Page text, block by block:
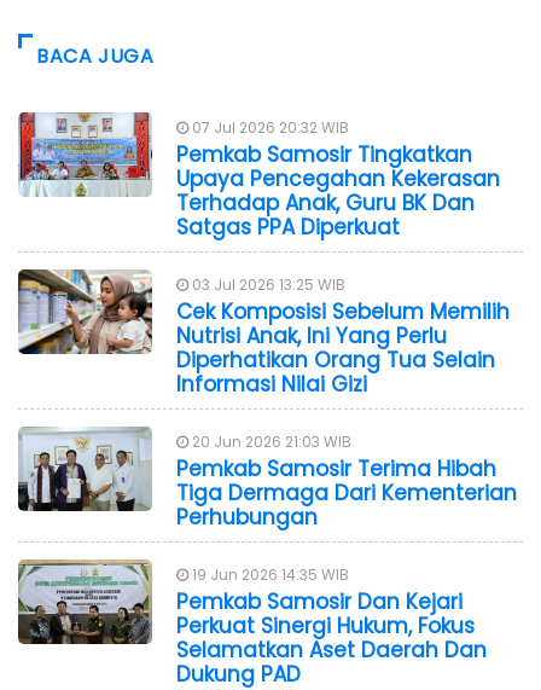
BACA JUGA
07 Jul 2026 20:32 WIB
Pemkab Samosir Tingkatkan
Upaya Pencegahan Kekerasan
Terhadap Anak, Guru BK Dan
Satgas PPA Diperkuat
03 Jul 2026 13:25 WIB
Cek Komposisi Sebelum Memilih
Nutrisi Anak, Ini Yang Perlu
Diperhatikan Orang Tua Selain
Informasi Nilai Gizi
20 Jun 2026 21:03 WIB
Pemkab Samosir Terima Hibah
Tiga Dermaga Dari Kementerian
Perhubungan
19 Jun 2026 14:35 WIB
Pemkab Samosir Dan Kejari
Perkuat Sinergi Hukum, Fokus
Selamatkan Aset Daerah Dan
Dukung PAD